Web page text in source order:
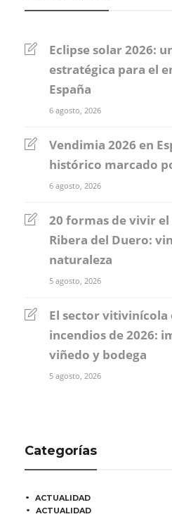
Eclipse solar 2026:
estratégica para el
España
6 agosto, 2026
Vendimia 2026 en
histórico marcado
6 agosto, 2026
20 formas de vivir el
Ribera del Duero:
naturaleza
5 agosto, 2026
El sector vitivinícola
incendios de 2026:
viñedo y bodega
5 agosto, 2026
Categorías
ACTUALIDAD
ACTUALIDAD